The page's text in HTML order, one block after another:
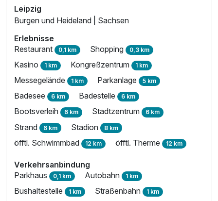
Leipzig
Burgen und Heideland | Sachsen
Erlebnisse
Restaurant 0,1 km Shopping 0,3 km
Kasino 1 km Kongreßzentrum 1 km
Messegelände 1 km Parkanlage 5 km
Badesee 6 km Badestelle 6 km
Bootsverleih 6 km Stadtzentrum 6 km
Strand 6 km Stadion 8 km
öfftl. Schwimmbad 12 km öfftl. Therme 12 km
Verkehrsanbindung
Parkhaus 0,1 km Autobahn 1 km
Bushaltestelle 1 km Straßenbahn 1 km